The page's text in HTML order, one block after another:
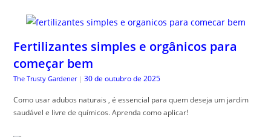
Fertilizantes simples e orgânicos para
começar bem
The Trusty Gardener | 30 de outubro de 2025
Como usar adubos naturais , é essencial para quem deseja um jardim
saudável e livre de químicos. Aprenda como aplicar!